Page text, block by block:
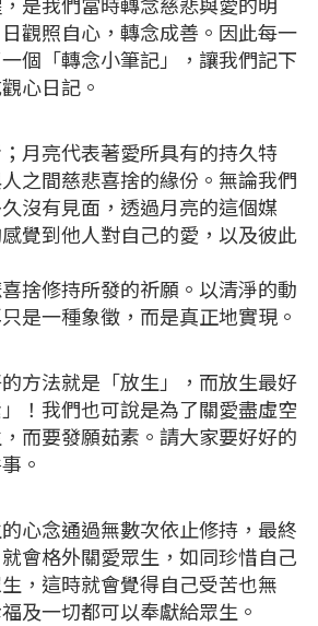
觀照自心，轉念成善。因此每一
個「轉念小筆記」，讓我們記下
心日記。
月亮代表著愛所具有的持久特
之間慈悲喜捨的緣份。無論我們
沒有見面，透過月亮的這個媒
覺到他人對自己的愛，以及彼此
捨修持所發的祈願。以清淨的動
是一種象徵，而是真正地實現。
方法就是「放生」，而放生最好
！我們也可說是為了關愛盡虛空
而要發願茹素。請大家要好好的
。
心念通過無數次依止修持，最終
會格外關愛眾生，如同珍惜自己
，這時就會覺得自己受苦也無
及一切都可以奉獻給眾生。